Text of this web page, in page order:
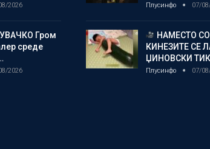
2026
Гром
среде
2026
Плусинфо 07/
НАМЕСТО
КИНЕЗИТЕ СЕ
ЏИНОВСКИ
Плусинфо 07/